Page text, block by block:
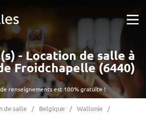
renseignements est 100% gratuite !
- Location de salle à
Froidchapelle (6440)
de salle Belgique
Wallonie